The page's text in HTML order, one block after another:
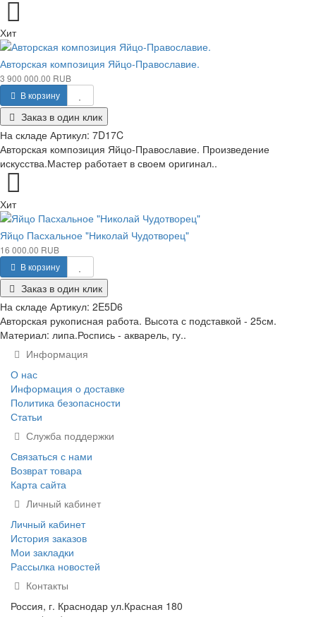
Хит
Авторская композиция Яйцо-Православие.
3 900 000.00 RUB
В корзину
Заказ в один клик
На складе Артикул: 7D17C
Авторская композиция Яйцо-Православие. Произведение
искусства.Мастер работает в своем оригинал..
Хит
Яйцо Пасхальное "Николай Чудотворец"
16 000.00 RUB
В корзину
Заказ в один клик
На складе Артикул: 2E5D6
Авторская рукописная работа. Высота с подставкой - 25см.
Материал: липа.Роспись - акварель, гу..
Информация
О нас
Информация о доставке
Политика безопасности
Статьи
Служба поддержки
Связаться с нами
Возврат товара
Карта сайта
Личный кабинет
Личный кабинет
История заказов
Мои закладки
Рассылка новостей
Контакты
Россия, г. Краснодар ул.Красная 180